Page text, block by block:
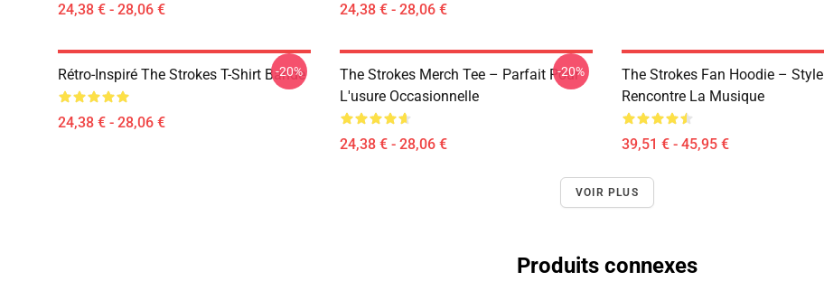
24,38 € - 28,06 € 24,38 € - 28,06 €
Rétro-Inspiré The Strokes T-Shirt Bande
24,38 € - 28,06 €
-20%
The Strokes Merch Tee – Parfait Pour
L'usure Occasionnelle
24,38 € - 28,06 €
-20%
The Strokes Fan Hoodie – Style
Rencontre La Musique
39,51 € - 45,95 €
VOIR PLUS
Produits connexes